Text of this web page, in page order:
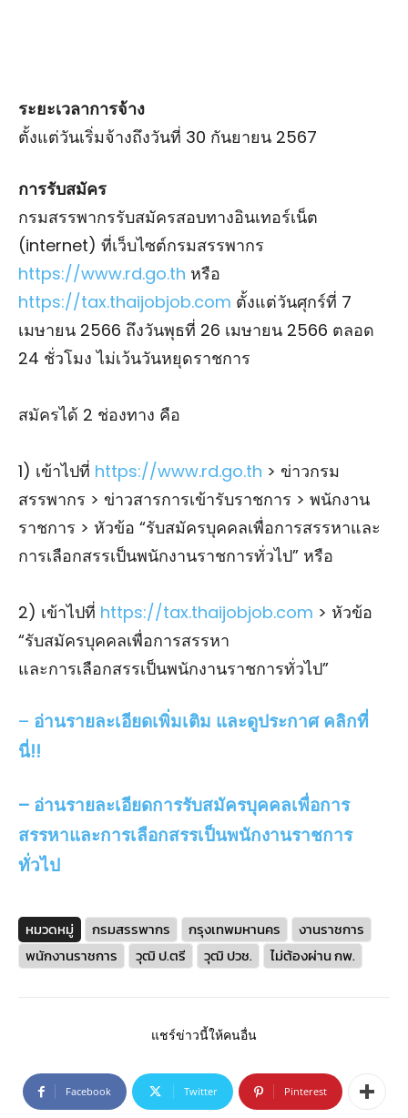
ระยะเวลาการจ้าง
ตั้งแต่วันเริ่มจ้างถึงวันที่ 30 กันยายน 2567
การรับสมัคร
กรมสรรพากรรับสมัครสอบทางอินเทอร์เน็ต
(internet) ที่เว็บไซต์กรมสรรพากร
https://www.rd.go.th หรือ
https://tax.thaijobjob.com ตั้งแต่วันศุกร์ที่ 7
เมษายน 2566 ถึงวันพุธที่ 26 เมษายน 2566 ตลอด
24 ชั่วโมง ไม่เว้นวันหยุดราชการ
สมัครได้ 2 ช่องทาง คือ
1) เข้าไปที่ https://www.rd.go.th > ข่าวกรม
สรรพากร > ข่าวสารการเข้ารับราชการ > พนักงาน
ราชการ > หัวข้อ “รับสมัครบุคคลเพื่อการสรรหาและ
การเลือกสรรเป็นพนักงานราชการทั่วไป” หรือ
2) เข้าไปที่ https://tax.thaijobjob.com > หัวข้อ
“รับสมัครบุคคลเพื่อการสรรหา
และการเลือกสรรเป็นพนักงานราชการทั่วไป”
– อ่านรายละเอียดเพิ่มเติม และดูประกาศ คลิกที่
นี่!!
– อ่านรายละเอียดการรับสมัครบุคคลเพื่อการ
สรรหาและการเลือกสรรเป็นพนักงานราชการ
ทั่วไป
หมวดหมู่ กรมสรรพากร กรุงเทพมหานคร
งานราชการ
พนักงานราชการ
วุฒิ ป.ตรี วุฒิ ปวช. ไม่ต้องผ่าน กพ.
แชร์ข่าวนี้ให้คนอื่น
Facebook Twitter Pinterest